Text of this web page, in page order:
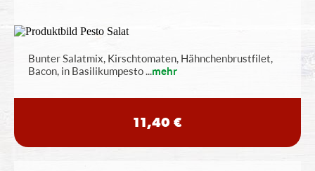
Bunter Salatmix, Kirschtomaten, Hähnchenbrustfilet,
Bacon, in Basilikumpesto...mehr
11,40 €